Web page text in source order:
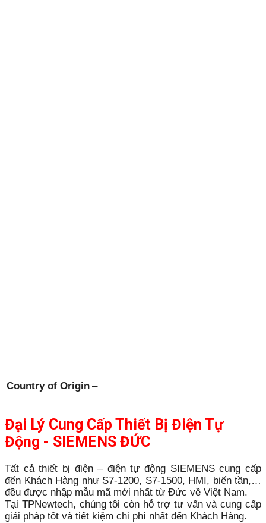
Country of Origin –
Đại Lý Cung Cấp Thiết Bị Điện Tự
Động - SIEMENS ĐỨC
Tất cả thiết bị điện – điện tự động SIEMENS cung cấp
đến Khách Hàng như S7-1200, S7-1500, HMI, biến tần,…
đều được nhập mẫu mã mới nhất từ Đức về Việt Nam.
Tại TPNewtech, chúng tôi còn hỗ trợ tư vấn và cung cấp
giải pháp tốt và tiết kiệm chi phí nhất đến Khách Hàng.